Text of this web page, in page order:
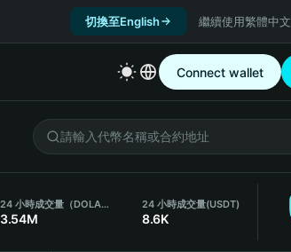
切換至English 繼續使用繁體中文
Connect wallet
24 小時成交量（DOLAN）
3.54M
24 小時成交量(USDT)
8.6K